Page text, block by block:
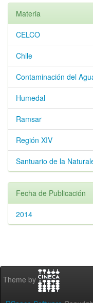
Materia
CELCO
Chile
Contaminación del
Humedal
Ramsar
Región XIV
Santuario de la
Fecha de Publicación
2014
Theme by